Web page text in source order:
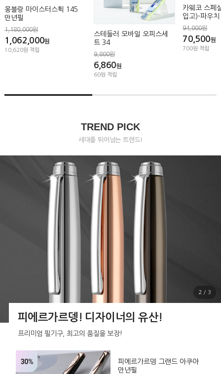
스테들러 모바일 오피스세
트 34
9,800원
카웨코 스페샬 블랙 샤프(재
입고)-파우치 증정(사은품)
70,500
포르쉐
Year(볼펜)
한정판-3개
450,000원
330,000
TREND PICK
세대를 뛰어넘는 트렌드!
피에르가르뎅! 디자이너의 유산!
프리미엄 필기구, 최고의 품질을 보장!
30%
피에르가르뎅 그랜드 아쿠아
만년필
2 / 3